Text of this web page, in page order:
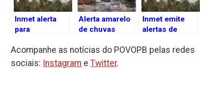
Inmet alerta
para
chuvas em
cidades da
Alerta amarelo
de chuvas
Paraíba
Inmet emite
alertas de
intensas para
Acompanhe as notícias do POVOPB pelas redes
sociais: Instagram eTwitter.